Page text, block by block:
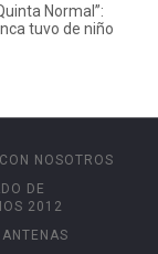
Normal”:
tuvo de niño
NOSOTROS
DE
2012